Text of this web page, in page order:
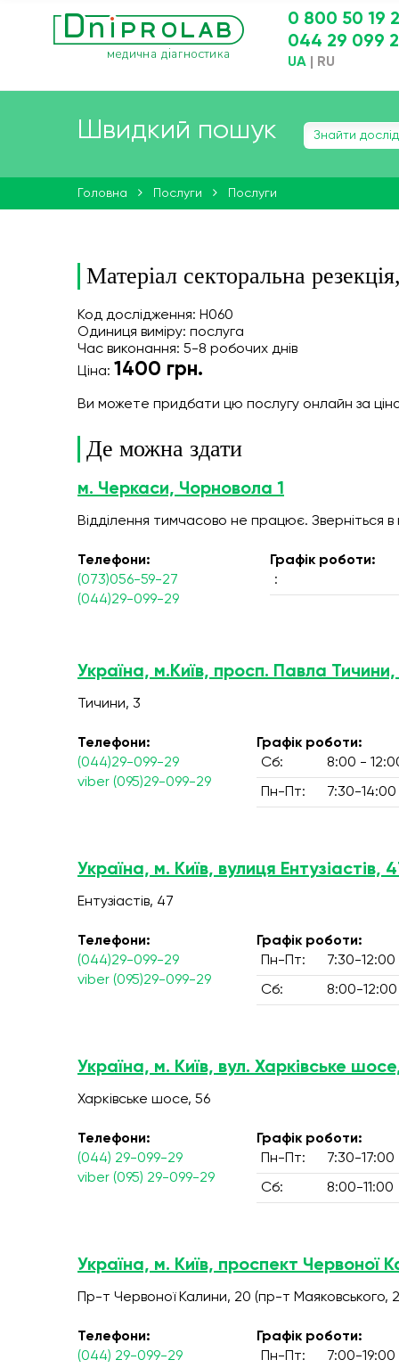
0 800 50 19
044 29 099
UA RU
Швидкий пошук
Головна Послуги Послуги
Матеріал секторальна
Код дослідження: Н060
Одиниця виміру: послуга
Час виконання: 5-8 робочих днів
Ціна: 1400 грн.
Ви можете придбати цю послугу онлайн за
Де можна здати
м. Черкаси, Чорновола 1
Відділення тимчасово не працює. Зверніться
Телефони:
(073)056-59-27
(044)29-099-29
Графік роботи:
:
Україна, м.Київ, просп. Павла Тичини,
Тичини, 3
Телефони:
(044)29-099-29
viber (095)29-099-29
Графік роботи:
Сб:
8:00 -
Пн-Пт: 7:30-14:00
Україна, м. Київ, вулиця Ентузіастів,
Ентузіастів, 47
Телефони:
(044)29-099-29
viber (095)29-099-29
Графік роботи:
Пн-Пт:
7:30-12:00
Сб: 8:00-12:00
Україна, м. Київ, вул. Харківське
Харківське шосе, 56
Телефони:
(044) 29-099-29
viber (095) 29-099-29
Графік роботи:
Пн-Пт:
7:30-17:00
Сб: 8:00-11:00
Україна, м. Київ, проспект Червоної
Пр-т Червоної Калини, 20 (пр-т Маяковського,
Телефони:
(044) 29-099-29
Графік роботи:
Пн-Пт:
7:00-19:00